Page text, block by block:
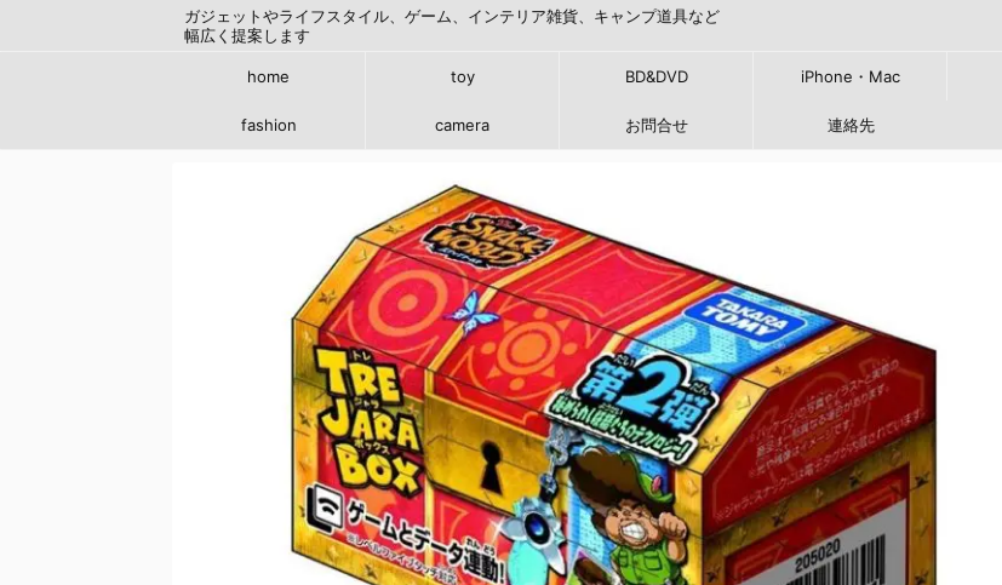
ガジェットやライフスタイル、ゲーム、インテリア雑貨、キャンプ道具など
幅広く提案します
home toy BD&DVD iPhone・Mac
fashion camera お問合せ 連絡先